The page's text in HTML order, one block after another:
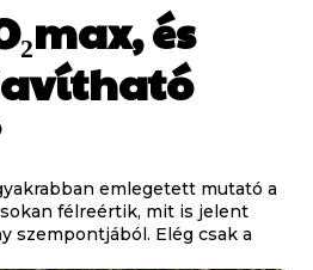
és
emlegetett mutató a
félreértik, mit is jelent
szempontjából. Elég csak a